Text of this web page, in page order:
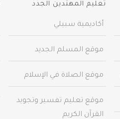
تعليم المهتدين الجدد
أكاديمية سبيلي
موقع المسلم الجديد
موقع الصلاة في الإسلام
موقع تعليم تفسير وتجويد
القرآن الكريم